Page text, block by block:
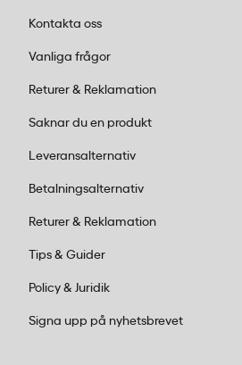
Kontakta oss
Vanliga frågor
Returer & Reklamation
Saknar du en produkt
Leveransalternativ
Betalningsalternativ
Returer & Reklamation
Tips & Guider
Policy & Juridik
Signa upp på nyhetsbrevet